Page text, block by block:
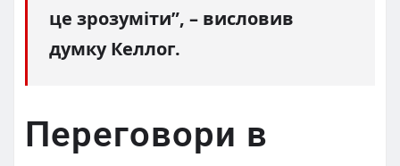
це зрозуміти”, – висловив
думку Келлог.
Переговори в